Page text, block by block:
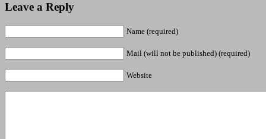
Leave a Reply
Name (required)
Mail (will not be published) (required)
Website